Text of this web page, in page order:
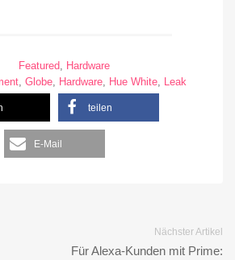
Featured, Hardware
, Globe, Hardware, Hue White, Leak
teilen
E-Mail
Nächster Artikel
Für Alexa-Kunden mit Prime: